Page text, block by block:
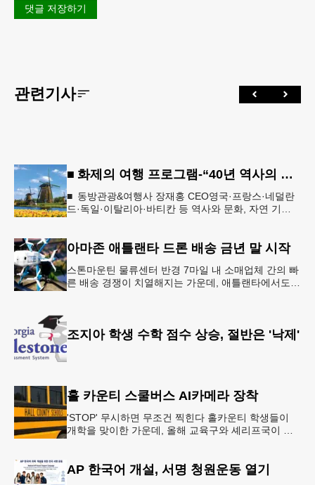
댓글 저장하기
관련기사
■ 화제의 여행 프로그램-“40년 역사의 신뢰… 서유럽 8개국 13일 대장정”
■ 동방관광&여행사 장재홍 CEO영국·프랑스·네덜란
드·독일·이탈리아·바티칸 등 역사와 문화, 자연 기
아마존 애틀랜타 드론 배송 금년 말 시작
스톤마운틴 물류센터 반경 7마일 내 소매업체 간의 빠
른 배송 경쟁이 치열해지는 가운데, 애틀랜타에서도
조지아 학생 수학 점수 상승, 절반은 '낙제'
홀 카운티 스쿨버스 AI카메라 장착
'STOP' 무시하면 무조건 찍힌다 홀카운티 학생들이
개학을 맞이한 가운데, 올해 교육구와 셰리프국이 학
AP 한국어 개설, 서명 청원운동 열기